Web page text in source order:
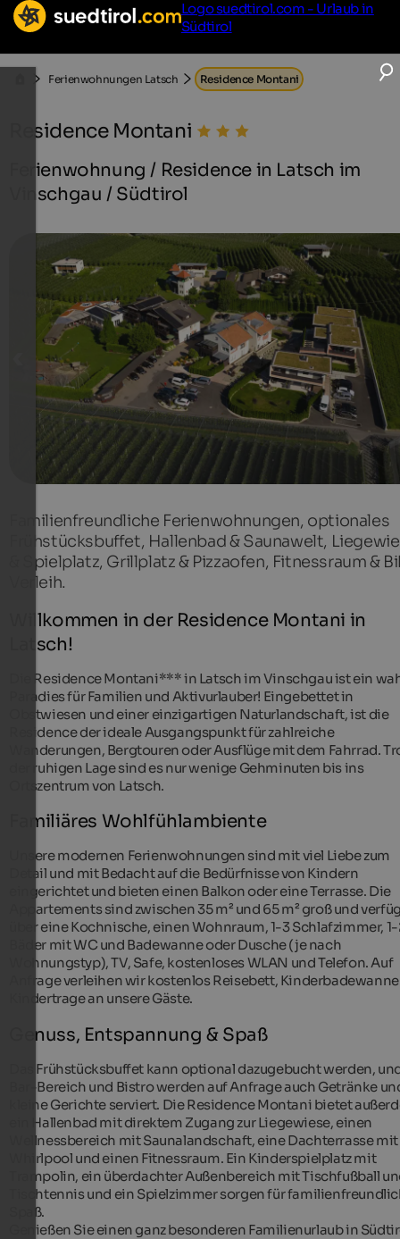
Logo suedtirol.com - Urlaub in
Südtirol
Ferienwohnungen Latsch Residence Montani
Residence Montani
Ferienwohnung / Residence in Latsch im
Vinschgau / Südtirol
Familienfreundliche Ferienwohnungen, optionales
Frühstücksbuffet, Hallenbad & Saunawelt,
& Spielplatz, Grillplatz & Pizzaofen, Fitnessraum &
Verleih.
Willkommen in der Residence Montani in
Latsch!
Die Residence Montani*** in Latsch im Vinschgau ist ein
Paradies für Familien und Aktivurlauber! Eingebettet in
Obstwiesen und einer einzigartigen Naturlandschaft, ist die
Residence der ideale Ausgangspunkt für zahlreiche
Wanderungen, Bergtouren oder Ausflüge mit dem Fahrrad.
der ruhigen Lage sind es nur wenige Gehminuten bis ins
Ortszentrum von Latsch.
Familiäres Wohlfühlambiente
Unsere modernen Ferienwohnungen sind mit viel Liebe zum
Detail und mit Bedacht auf die Bedürfnisse von Kindern
eingerichtet und bieten einen Balkon oder eine Terrasse. Die
Appartements sind zwischen 35 m² und 65 m² groß und
über eine Kochnische, einen Wohnraum, 1-3 Schlafzimmer,
Bäder mit WC und Badewanne oder Dusche (je nach
Wohnungstyp), TV, Safe, kostenloses WLAN und Telefon. Auf
Anfrage verleihen wir kostenlos Reisebett,
Kindertrage an unsere Gäste.
Genuss, Entspannung & Spaß
Das Frühstücksbuffet kann optional dazugebucht werden,
Bar-Bereich und Bistro werden auf Anfrage auch Getränke
kleine Gerichte serviert. Die Residence Montani bietet
ein Hallenbad mit direktem Zugang zur Liegewiese, einen
Wellnessbereich mit Saunalandschaft, eine Dachterrasse mit
Whirlpool und einen Fitnessraum. Ein Kinderspielplatz mit
Trampolin, ein überdachter Außenbereich mit Tischfußball
Tischtennis und ein Spielzimmer sorgen für
Spaß.
Genießen Sie einen ganz besonderen Familienurlaub in